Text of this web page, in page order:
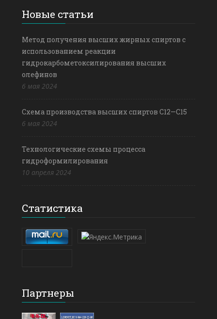
Новые статьи
Метод получения высших жирных спиртов с
использованием реакции
гидрокарбометоксилирования высших
олефинов
6 мая 2024
Схема производства высших спиртов С12—С15
6 мая 2024
Технологические схемы процесса
гидроформилирования
10 апреля 2024
Статистика
Партнеры